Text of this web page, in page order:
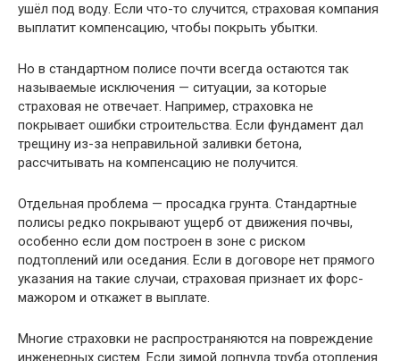
ушёл под воду. Если что-то случится, страховая компания
выплатит компенсацию, чтобы покрыть убытки.
Но в стандартном полисе почти всегда остаются так
называемые исключения — ситуации, за которые
страховая не отвечает. Например, страховка не
покрывает ошибки строительства. Если фундамент дал
трещину из-за неправильной заливки бетона,
рассчитывать на компенсацию не получится.
Отдельная проблема — просадка грунта. Стандартные
полисы редко покрывают ущерб от движения почвы,
особенно если дом построен в зоне с риском
подтоплений или оседания. Если в договоре нет прямого
указания на такие случаи, страховая признает их форс-
мажором и откажет в выплате.
Многие страховки не распространяются на повреждение
инженерных систем. Если зимой лопнула труба отопления